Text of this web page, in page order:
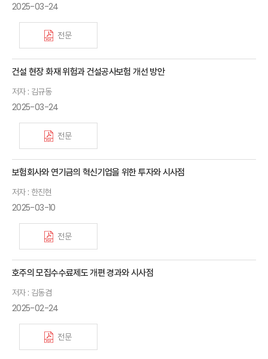
2025-03-24
전문
건설 현장 화재 위험과 건설공사보험 개선 방안
저자 : 김규동
2025-03-24
전문
보험회사와 연기금의 혁신기업을 위한 투자와 시사점
저자 : 한진현
2025-03-10
전문
호주의 모집수수료제도 개편 경과와 시사점
저자 : 김동겸
2025-02-24
전문